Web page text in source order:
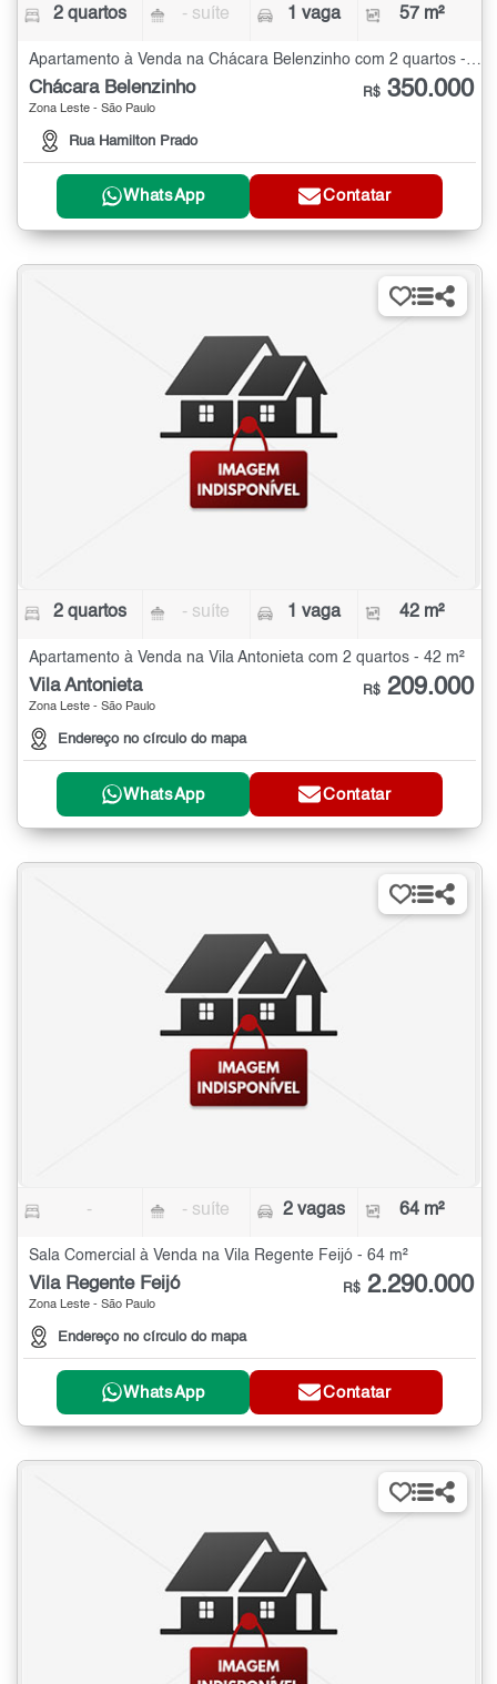
2 quartos - suíte 1 vaga 57 m²
Chácara Belenzinho
Zona Leste - São Paulo
Rua Hamilton Prado
R$ 350.000
WhatsApp Contatar
2 quartos - suíte 1 vaga 42 m²
Apartamento à Venda na Vila Antonieta com 2 quartos - 42 m²
Vila Antonieta
Zona Leste - São Paulo
Endereço no círculo do mapa
R$ 209.000
WhatsApp Contatar
- - suíte 2 vagas 64 m²
Sala Comercial à Venda na Vila Regente Feijó - 64 m²
Vila Regente Feijó
Zona Leste - São Paulo
Endereço no círculo do mapa
R$ 2.290.000
WhatsApp Contatar